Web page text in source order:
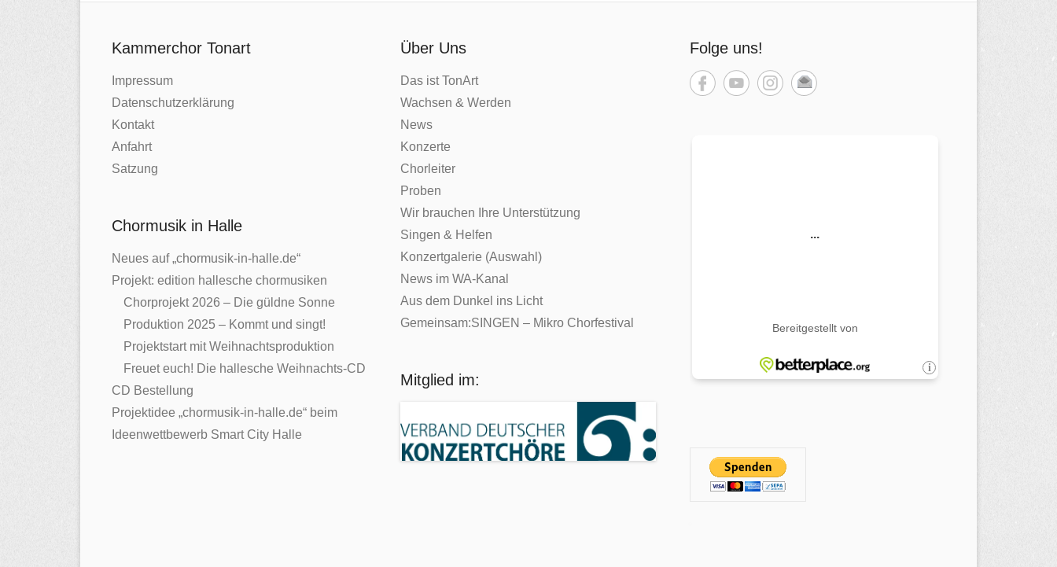
Kammerchor Tonart
Impressum
Datenschutzerklärung
Kontakt
Anfahrt
Satzung
Chormusik in Halle
Neues auf „chormusik-in-halle.de“
Projekt: edition hallesche chormusiken
Chorprojekt 2026 – Die güldne Sonne
Produktion 2025 – Kommt und singt!
Projektstart mit Weihnachtsproduktion
Freuet euch! Die hallesche Weihnachts-CD
CD Bestellung
Projektidee „chormusik-in-halle.de“ beim
Ideenwettbewerb Smart City Halle
Über Uns
Das ist TonArt
Wachsen & Werden
News
Konzerte
Chorleiter
Proben
Wir brauchen Ihre Unterstützung
Singen & Helfen
Konzertgalerie (Auswahl)
News im WA-Kanal
Aus dem Dunkel ins Licht
Gemeinsam:SINGEN – Mikro Chorfestival
Mitglied im:
Folge uns!